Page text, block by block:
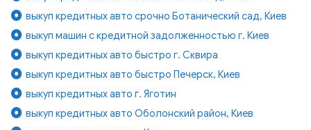
выкуп кредитных авто срочно Ботанический сад, Киев
выкуп машин с кредитной задолженностью г. Киев
выкуп кредитных авто быстро г. Сквира
выкуп кредитных авто быстро Печерск, Киев
выкуп кредитных авто г. Яготин
выкуп кредитных авто Оболонский район, Киев